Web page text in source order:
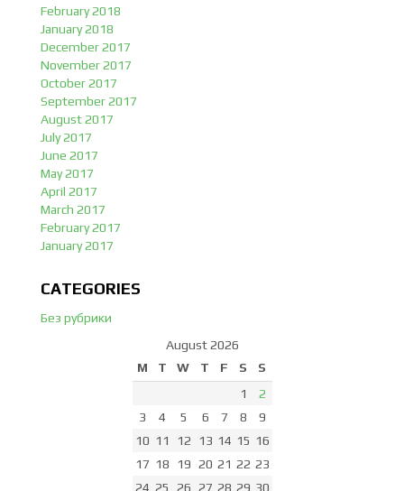
February 2018
January 2018
December 2017
November 2017
October 2017
September 2017
August 2017
July 2017
June 2017
May 2017
April 2017
March 2017
February 2017
January 2017
CATEGORIES
Без рубрики
August 2026
M
T W T F S
S
1
2
3
4 5 6 7 8
9
10 11 12 13 14 15 16
17 18 19 20 21 22 23
24 25 26 27 28 29 30